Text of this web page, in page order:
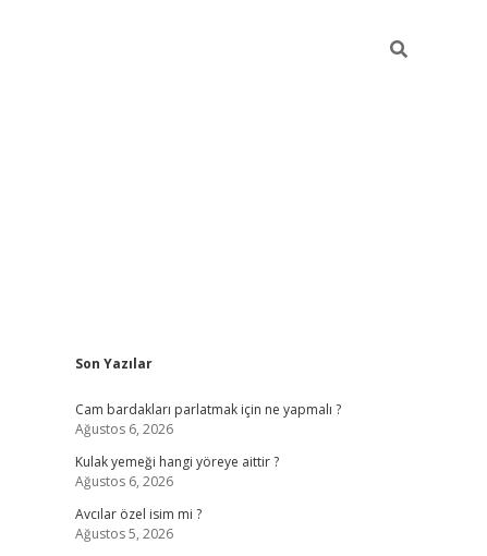
Sidebar
Son Yazılar
Cam bardakları parlatmak için ne yapmalı ?
Ağustos 6, 2026
Kulak yemeği hangi yöreye aittir ?
Ağustos 6, 2026
Avcılar özel isim mi ?
Ağustos 5, 2026